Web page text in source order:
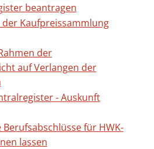
beantragen
Kaufpreissammlung
der
auf Verlangen der
- Auskunft
für HWK-
lassen